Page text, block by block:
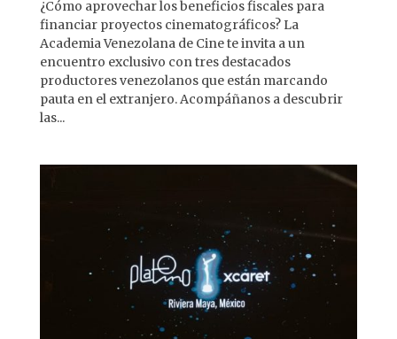
¿Cómo aprovechar los beneficios fiscales para
financiar proyectos cinematográficos? La
Academia Venezolana de Cine te invita a un
encuentro exclusivo con tres destacados
productores venezolanos que están marcando
pauta en el extranjero. Acompáñanos a descubrir
las...